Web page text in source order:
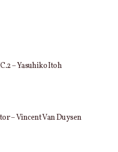
– Yasuhiko Itoh
– Vincent Van Duysen